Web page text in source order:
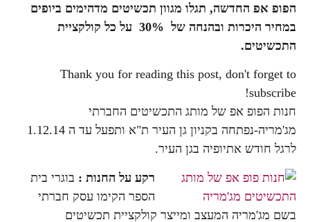
הפופ אפ החדשה, תגלו מגוון תכשיטים מדהימים ביופים
במחיר היכרות ובהנחה של 30% על כל קולקציית
התכשיטים.
Thank you for reading this post, don't forget to
subscribe!
חנות הפופ אפ של מותג התכשיטים החברתי
מג'מריה-נפתחה בקניון גן העיר ת"א ותפעל עד ה 1.12.14
לרגל חודש אתיופיה בגן העיר.
רקע על החנות : בוגרי בית
הספר הקימו עסק חברתי
בשם מג'מריה המעצב ומייצר קולקציית תכשיטים